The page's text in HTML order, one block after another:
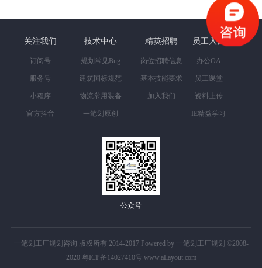
关注我们
订阅号
服务号
小程序
官方抖音
技术中心
规划常见Bug
建筑国标规范
物流常用装备
一笔划原创
精英招聘
岗位招聘信息
基本技能要求
加入我们
员工入口
办公OA
员工课堂
资料上传
IE精益学习
公众号
一笔划工厂规划咨询 版权所有 2014-2017 Powered by 一笔划工厂规划 ©2008-
2020 粤ICP备14027410号 www.aLayout.com